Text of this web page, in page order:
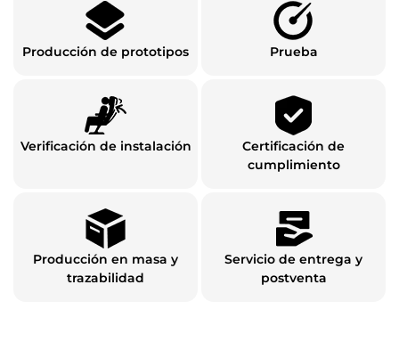
Producción de prototipos Prueba
Verificación de instalación
Certificación de
cumplimiento
Producción en masa y
trazabilidad
Servicio de entrega y
postventa